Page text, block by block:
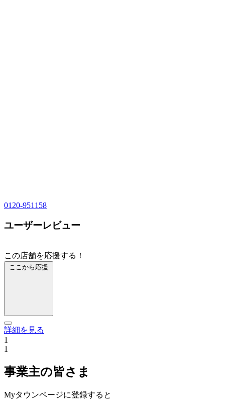
0120-951158
ユーザーレビュー
この店舗を応援する！
ここから応援
詳細を見る
1
1
事業主の皆さま
Myタウンページに登録すると